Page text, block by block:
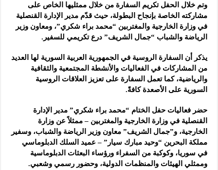
وتم خلال الحفل تكريم السفارة من خلال ممثليها الخاص على
مشاركته الخاصة بإنجاح البطولة، حيث قدّم مدير الإدارة القنصلية
في وزارة الخارجية والمغتربين “محمد براء شكري”، ومعاون وزير
الرياضة والشباب “جمال الشريف” درع تكريمي للسفير.
يذكر أن السفارة الروسية في الجمهورية العربية السورية لها العديد
من المشاركات في الفعاليات والأنشطة المجتمعية والثقافية
والرياضية، كما تعمل السفارة على تعزيز العلاقات الروسية
السورية على الأصعدة كافةً.
حضر فعاليات حفل الختام “محمد براء شكري” مدير الإدارة
القنصلية في وزارة الخارجية والمغتربين – ممثلاً عن وزارة
الخارجية، و”جمال الشريف” معاون وزير الرياضة والشباب، وسفير
مملكة البحرين “وحيد مبارك سيار” – عميد السلك الدبلوماسي
في سوريا، وكوكبة من السفراء ورؤساء البعثات الدبلوماسية
وممثلي الهيئات والمنظمات الدولية، وحضور رسمي وشعبي.